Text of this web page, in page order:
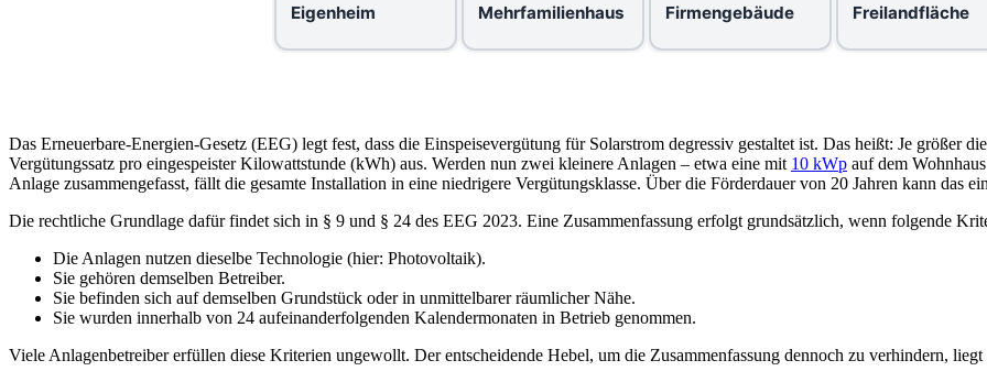
Eigenheim Mehrfamilienhaus Firmengebäude Freilandfläche
Das Erneuerbare-Energien-Gesetz (EEG) legt fest, dass die Einspeisevergütung für Solarstrom degressiv gestaltet ist. Das heißt: Je größer
Vergütungssatz pro eingespeister Kilowattstunde (kWh) aus. Werden nun zwei kleinere Anlagen – etwa eine mit 10 kWp auf dem
Anlage zusammengefasst, fällt die gesamte Installation in eine niedrigere Vergütungsklasse. Über die Förderdauer von 20 Jahren kann das
Die rechtliche Grundlage dafür findet sich in § 9 und § 24 des EEG 2023. Eine Zusammenfassung erfolgt grundsätzlich, wenn folgende
Die Anlagen nutzen dieselbe Technologie (hier: Photovoltaik).
Sie gehören demselben Betreiber.
Sie befinden sich auf demselben Grundstück oder in unmittelbarer räumlicher Nähe.
Sie wurden innerhalb von 24 aufeinanderfolgenden Kalendermonaten in Betrieb genommen.
Viele Anlagenbetreiber erfüllen diese Kriterien ungewollt. Der entscheidende Hebel, um die Zusammenfassung dennoch zu verhindern,